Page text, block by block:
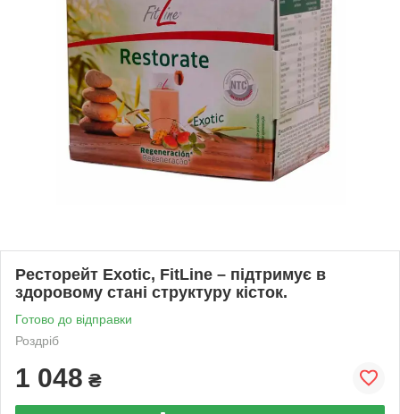
Ресторейт Exotic, FitLine – підтримує в
здоровому стані структуру кісток.
Готово до відправки
Роздріб
1 048 ₴